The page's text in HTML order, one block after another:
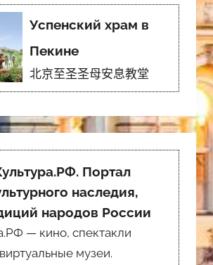
Успенский храм в
Пекине
北京至圣圣母安息教堂
Портал
наследия,
народов России
— кино, спектакли
музеи.